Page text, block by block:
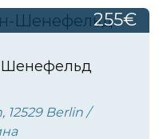
255€
Шенефельд
12529 Berlin /